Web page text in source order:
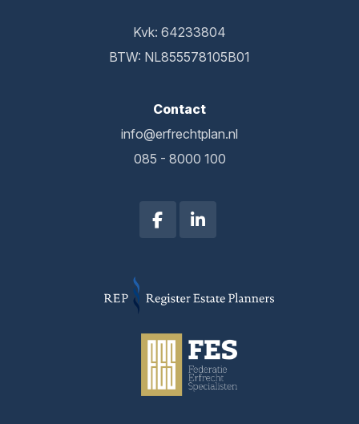
Kvk: 64233804
BTW: NL855578105B01
Contact
info@erfrechtplan.nl
085 - 8000 100